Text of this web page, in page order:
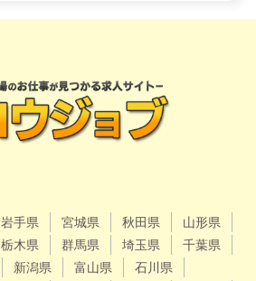
岩手県 宮城県 秋田県
山形県
栃木県 群馬県 埼玉県
千葉県
新潟県 富山県
石川県